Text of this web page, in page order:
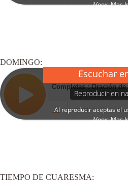
DOMINGO:
TIEMPO DE CUARESMA: